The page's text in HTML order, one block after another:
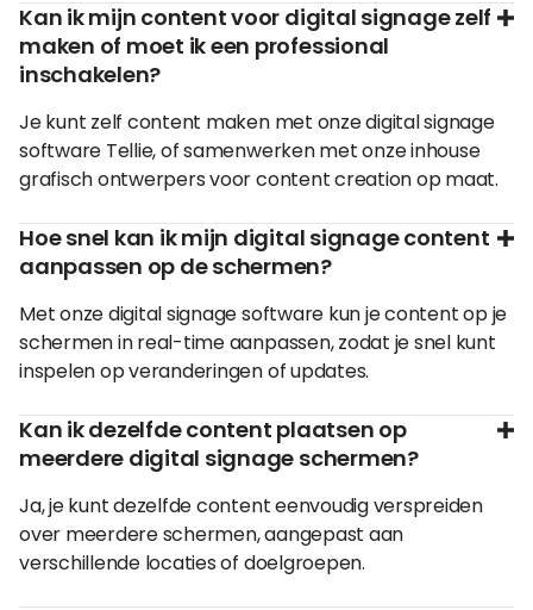
Kan ik mijn content voor digital signage zelf
maken of moet ik een professional
inschakelen?
Je kunt zelf content maken met onze digital signage
software Tellie, of samenwerken met onze inhouse
grafisch ontwerpers voor content creation op maat.
Hoe snel kan ik mijn digital signage content
aanpassen op de schermen?
Met onze digital signage software kun je content op je
schermen in real-time aanpassen, zodat je snel kunt
inspelen op veranderingen of updates.
Kan ik dezelfde content plaatsen op
meerdere digital signage schermen?
Ja, je kunt dezelfde content eenvoudig verspreiden
over meerdere schermen, aangepast aan
verschillende locaties of doelgroepen.